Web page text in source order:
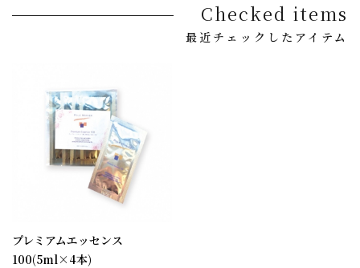
Checked items
最近チェックしたアイテム
プレミアムエッセンス
100(5ml×4本)